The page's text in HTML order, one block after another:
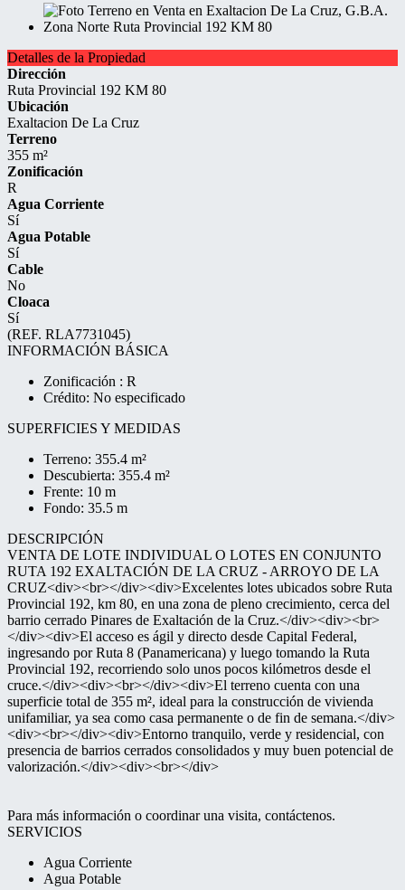
Detalles de la Propiedad
Dirección
Ruta Provincial 192 KM 80
Ubicación
Exaltacion De La Cruz
Terreno
355 m²
Zonificación
R
Agua Corriente
Sí
Agua Potable
Sí
Cable
No
Cloaca
Sí
(REF. RLA7731045)
INFORMACIÓN BÁSICA
Zonificación : R
Crédito: No especificado
SUPERFICIES Y MEDIDAS
Terreno: 355.4 m²
Descubierta: 355.4 m²
Frente: 10 m
Fondo: 35.5 m
DESCRIPCIÓN
VENTA DE LOTE INDIVIDUAL O LOTES EN CONJUNTO
RUTA 192 EXALTACIÓN DE LA CRUZ - ARROYO DE LA
CRUZ<div><br></div><div>Excelentes lotes ubicados sobre Ruta
Provincial 192, km 80, en una zona de pleno crecimiento, cerca del
barrio cerrado Pinares de Exaltación de la Cruz.</div><div><br>
</div><div>El acceso es ágil y directo desde Capital Federal,
ingresando por Ruta 8 (Panamericana) y luego tomando la Ruta
Provincial 192, recorriendo solo unos pocos kilómetros desde el
cruce.</div><div><br></div><div>El terreno cuenta con una
superficie total de 355 m², ideal para la construcción de vivienda
unifamiliar, ya sea como casa permanente o de fin de semana.</div>
<div><br></div><div>Entorno tranquilo, verde y residencial, con
presencia de barrios cerrados consolidados y muy buen potencial de
valorización.</div><div><br></div>
Para más información o coordinar una visita, contáctenos.
SERVICIOS
Agua Corriente
Agua Potable